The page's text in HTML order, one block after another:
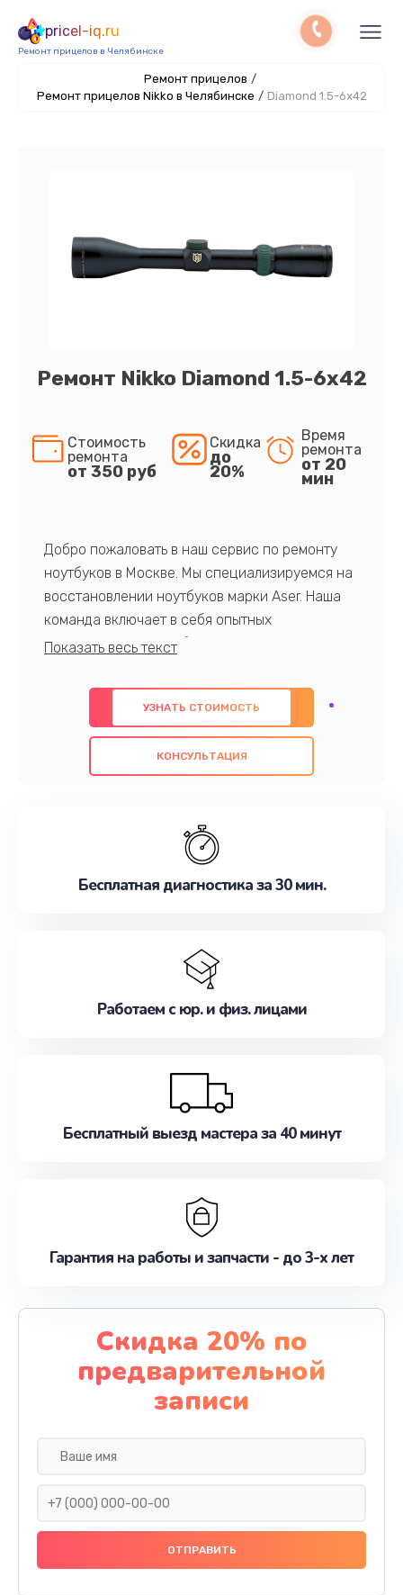
pricel-iq.ru
Ремонт прицелов в Челябинске
Ремонт прицелов /
Ремонт прицелов Nikko в Челябинске / Diamond 1.5-6x42
Ремонт Nikko Diamond 1.5-6x42
Стоимость
ремонта
от 350 руб
Скидка
до
20%
Время
ремонта
от 20
мин
Добро пожаловать в наш сервис по ремонту
ноутбуков в Москве. Мы специализируемся на
восстановлении ноутбуков марки Aser. Наша
команда включает в себя опытных
профессионалов с обширными знаниями и
предлагаем быстрый и качественный ремонт с
использованием оригинальных компонентов, а
также гарантируем качество всех
проведенных работ. Наша цель - предоставить
наилучшим образом. Не медлите записаться на
УЗНАТЬ СТОИМОСТЬ
КОНСУЛЬТАЦИЯ
Бесплатная диагностика за 30 мин.
Работаем с юр. и физ. лицами
Бесплатный выезд мастера за 40 минут
Гарантия на работы и запчасти - до 3-х лет
Скидка 20% по
предварительной
записи